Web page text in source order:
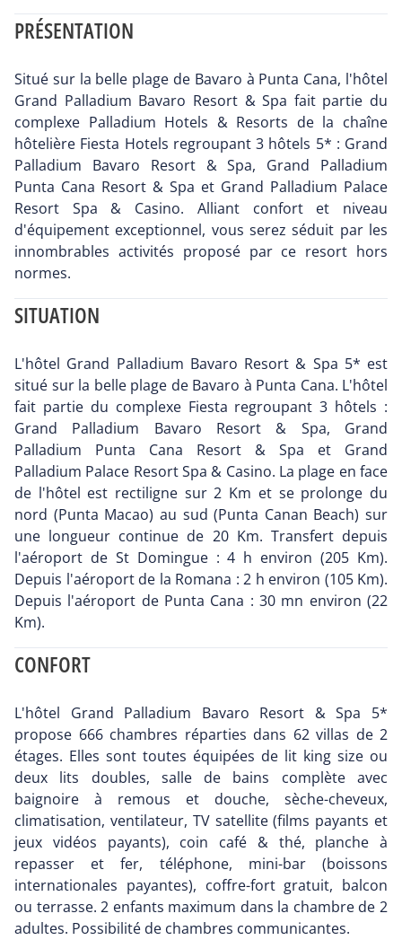
PRÉSENTATION
Situé sur la belle plage de Bavaro à Punta Cana, l'hôtel
Grand Palladium Bavaro Resort & Spa fait partie du
complexe Palladium Hotels & Resorts de la chaîne
hôtelière Fiesta Hotels regroupant 3 hôtels 5* : Grand
Palladium Bavaro Resort & Spa, Grand Palladium
Punta Cana Resort & Spa et Grand Palladium Palace
Resort Spa & Casino. Alliant confort et niveau
d'équipement exceptionnel, vous serez séduit par les
innombrables activités proposé par ce resort hors
normes.
SITUATION
L'hôtel Grand Palladium Bavaro Resort & Spa 5* est
situé sur la belle plage de Bavaro à Punta Cana. L'hôtel
fait partie du complexe Fiesta regroupant 3 hôtels :
Grand Palladium Bavaro Resort & Spa, Grand
Palladium Punta Cana Resort & Spa et Grand
Palladium Palace Resort Spa & Casino. La plage en face
de l'hôtel est rectiligne sur 2 Km et se prolonge du
nord (Punta Macao) au sud (Punta Canan Beach) sur
une longueur continue de 20 Km. Transfert depuis
l'aéroport de St Domingue : 4 h environ (205 Km).
Depuis l'aéroport de la Romana : 2 h environ (105 Km).
Depuis l'aéroport de Punta Cana : 30 mn environ (22
Km).
CONFORT
L'hôtel Grand Palladium Bavaro Resort & Spa 5*
propose 666 chambres réparties dans 62 villas de 2
étages. Elles sont toutes équipées de lit king size ou
deux lits doubles, salle de bains complète avec
baignoire à remous et douche, sèche-cheveux,
climatisation, ventilateur, TV satellite (films payants et
jeux vidéos payants), coin café & thé, planche à
repasser et fer, téléphone, mini-bar (boissons
internationales payantes), coffre-fort gratuit, balcon
ou terrasse. 2 enfants maximum dans la chambre de 2
adultes. Possibilité de chambres communicantes.